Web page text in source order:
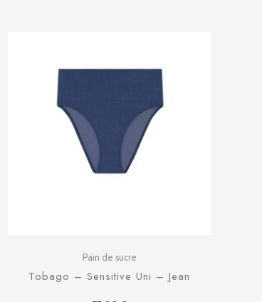
Pain de sucre
Tobago – Sensitive Uni – Jean